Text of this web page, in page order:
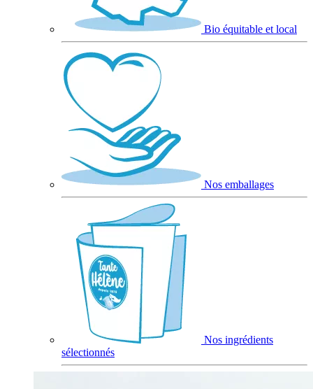
Bio équitable et local
Nos emballages
Nos ingrédients
sélectionnés